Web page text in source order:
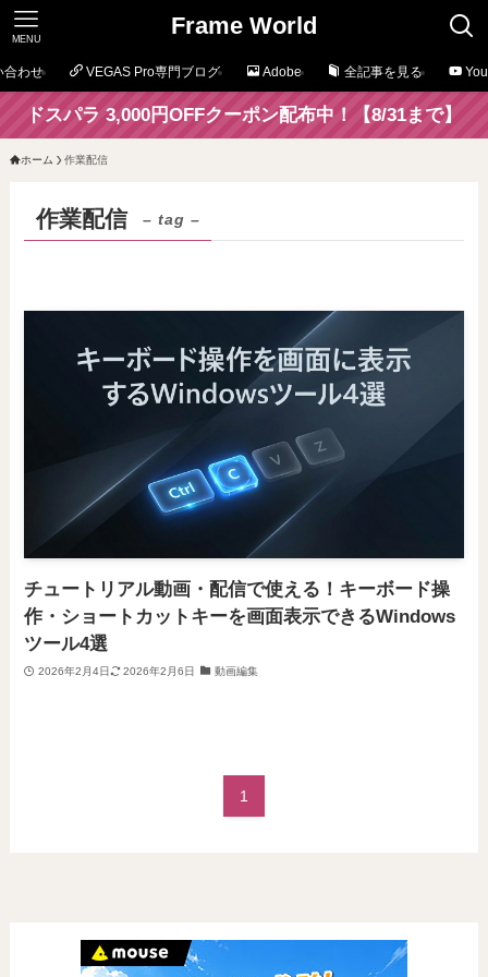
Frame World
MENU
わせ VEGAS Pro専門ブログ Adobe 全記事を見る
ドスパラ 3,000円OFFクーポン配布中！【8/31まで】
ホーム 作業配信
作業配信 – tag –
チュートリアル動画・配信で使える！キーボード操
作・ショートカットキーを画面表示できるWindows
ツール4選
2026年2月4日 2026年2月6日 動画編集
1